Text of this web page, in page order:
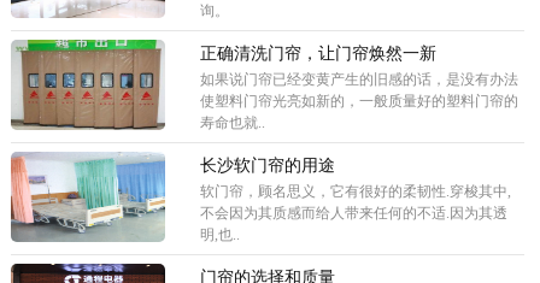
询。
正确清洗门帘，让门帘焕然一新
如果说门帘已经变黄产生的旧感的话，是没有办法
使塑料门帘光亮如新的，一般质量好的塑料门帘的
寿命也就..
长沙软门帘的用途
软门帘，顾名思义，它有很好的柔韧性.穿梭其中,
不会因为其质感而给人带来任何的不适.因为其透
明,也..
门帘的选择和质量